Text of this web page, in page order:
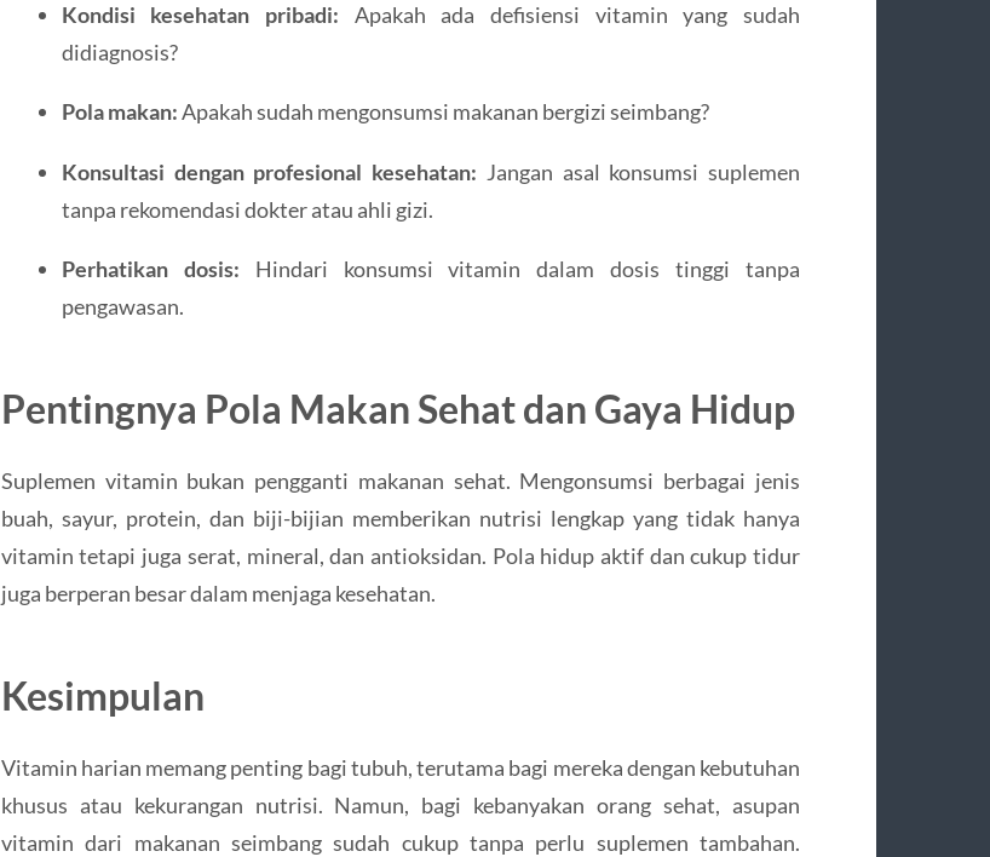
Kondisi kesehatan pribadi: Apakah ada defisiensi vitamin yang sudah
didiagnosis?
Pola makan:Apakah sudah mengonsumsi makanan bergizi seimbang?
Konsultasi dengan profesional kesehatan: Jangan asal konsumsi suplemen
tanpa rekomendasi dokter atau ahli gizi.
Perhatikan dosis: Hindari konsumsi vitamin dalam dosis tinggi tanpa
pengawasan.
Pentingnya Pola Makan Sehat dan Gaya Hidup
Suplemen vitamin bukan pengganti makanan sehat. Mengonsumsi berbagai jenis
buah, sayur, protein, dan biji-bijian memberikan nutrisi lengkap yang tidak hanya
vitamin tetapi juga serat, mineral, dan antioksidan. Pola hidup aktif dan cukup tidur
juga berperan besar dalam menjaga kesehatan.
Kesimpulan
Vitamin harian memang penting bagi tubuh, terutama bagi mereka dengan kebutuhan
khusus atau kekurangan nutrisi. Namun, bagi kebanyakan orang sehat, asupan
vitamin dari makanan seimbang sudah cukup tanpa perlu suplemen tambahan.